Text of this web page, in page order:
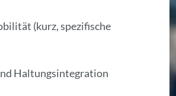
(kurz, spezifische
Haltungsintegration